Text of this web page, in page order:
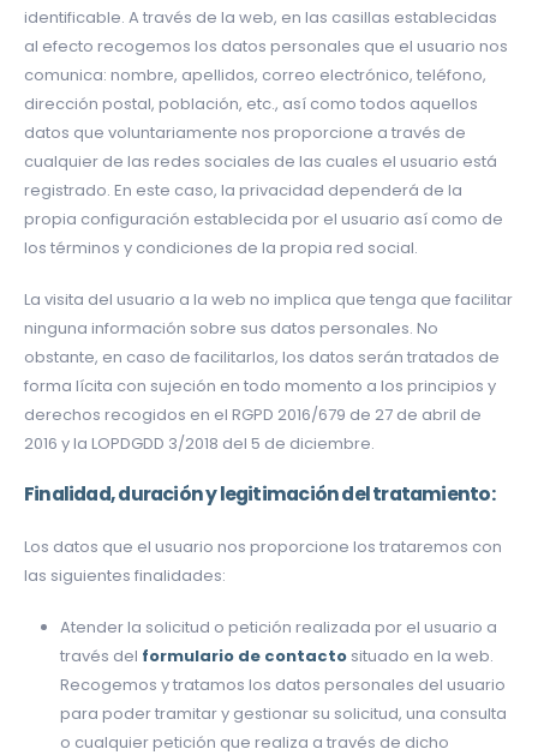
identificable. A través de la web, en las casillas establecidas
al efecto recogemos los datos personales que el usuario nos
comunica: nombre, apellidos, correo electrónico, teléfono,
dirección postal, población, etc., así como todos aquellos
datos que voluntariamente nos proporcione a través de
cualquier de las redes sociales de las cuales el usuario está
registrado. En este caso, la privacidad dependerá de la
propia configuración establecida por el usuario así como de
los términos y condiciones de la propia red social.
La visita del usuario a la web no implica que tenga que facilitar
ninguna información sobre sus datos personales. No
obstante, en caso de facilitarlos, los datos serán tratados de
forma lícita con sujeción en todo momento a los principios y
derechos recogidos en el RGPD 2016/679 de 27 de abril de
2016 y la LOPDGDD 3/2018 del 5 de diciembre.
Finalidad, duración y legitimación del tratamiento:
Los datos que el usuario nos proporcione los trataremos con
las siguientes finalidades:
Atender la solicitud o petición realizada por el usuario a
través del formulario de contactosituado en la web.
Recogemos y tratamos los datos personales del usuario
para poder tramitar y gestionar su solicitud, una consulta
o cualquier petición que realiza a través de dicho